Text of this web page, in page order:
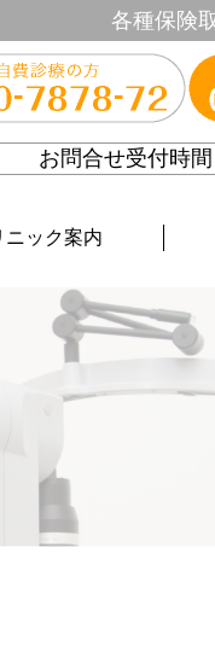
各種保険
お問合せ受付時
ニック案内